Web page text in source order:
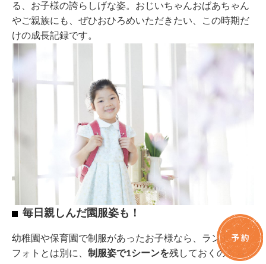
る、お子様の誇らしげな姿。おじいちゃんおばあちゃん
やご親族にも、ぜひおひろめいただきたい、この時期だ
けの成長記録です。
毎日親しんだ園服姿も！
幼稚園や保育園で制服があったお子様なら、ランドセル
フォトとは別に、 制服姿で1シーンを残しておくのもお